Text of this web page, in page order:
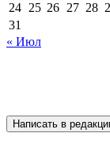
24 25 26 27 28
31
« Июл
Написать в